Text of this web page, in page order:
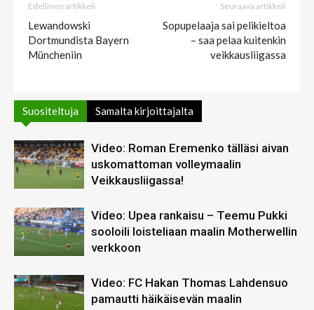
Edellinen artikkeli
Lewandowski
Dortmundista Bayern
Müncheniin
Seuraava artikkeli
Sopupelaaja sai pelikieltoa
– saa pelaa kuitenkin
veikkausliigassa
Suositeltuja Samalta kirjoittajalta
Video: Roman Eremenko tälläsi aivan
uskomattoman volleymaalin
Veikkausliigassa!
Video: Upea rankaisu – Teemu Pukki
sooloili loisteliaan maalin Motherwellin
verkkoon
Video: FC Hakan Thomas Lahdensuo
pamautti häikäisevän maalin